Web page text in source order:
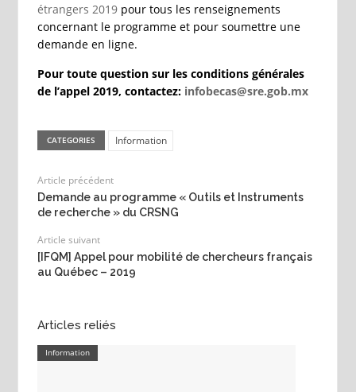
étrangers 2019pour tous les renseignements
concernant le programme et pour soumettre une
demande en ligne.
Pour toute question sur les conditions générales
de l’appel 2019, contactez: infobecas@sre.gob.mx
CATEGORIES Information
Article précédent
Demande au programme « Outils et Instruments
de recherche » du CRSNG
Article suivant
[IFQM] Appel pour mobilité de chercheurs français
au Québec – 2019
Articles reliés
Information